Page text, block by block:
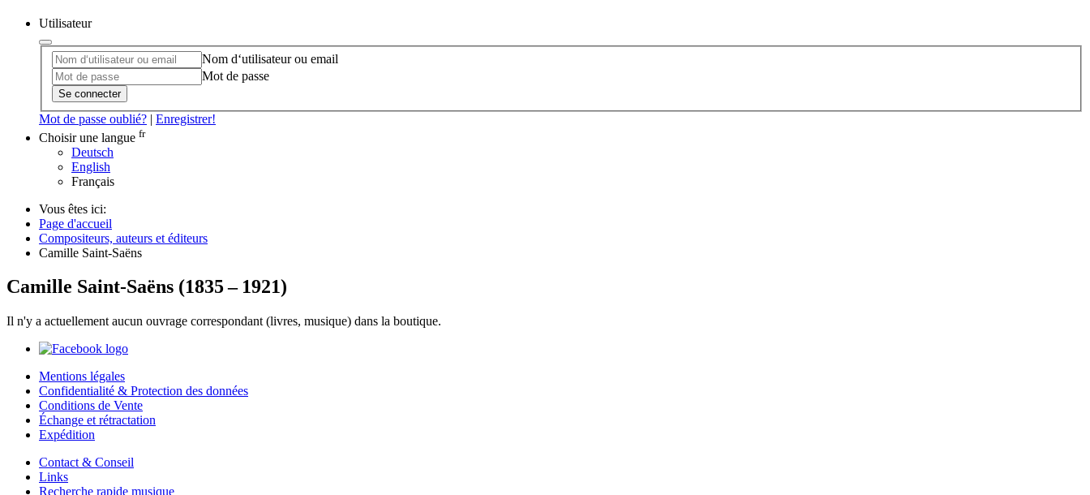
Utilisateur
Nom d‘utilisateur ou email
Mot de passe
Se connecter
Mot de passe oublié? | Enregistrer!
Choisir une langue fr
Deutsch
English
Français
Vous êtes ici:
Page d'accueil
Compositeurs, auteurs et éditeurs
Camille Saint-Saëns
Camille Saint-Saëns (1835– 1921)
Il n'y a actuellement aucun ouvrage correspondant (livres, musique) dans la boutique.
Mentions légales
Confidentialité & Protection des données
Conditions de Vente
Échange et rétractation
Expédition
Contact & Conseil
Links
Recherche rapide musique